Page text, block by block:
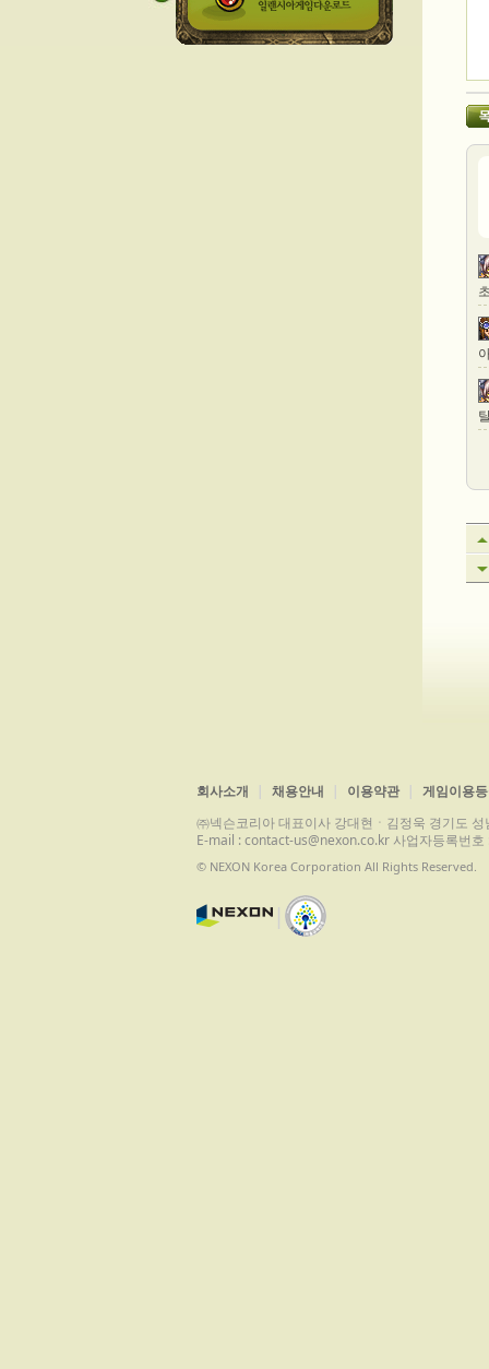
회사소개 채용안내 이용약관
게임이용
㈜넥슨코리아 대표이사 강대현ㆍ김정욱 경기도
E-mail : contact-us@nexon.co.kr 사업자등록번
© NEXON Korea Corporation All Rights Reserved.
|